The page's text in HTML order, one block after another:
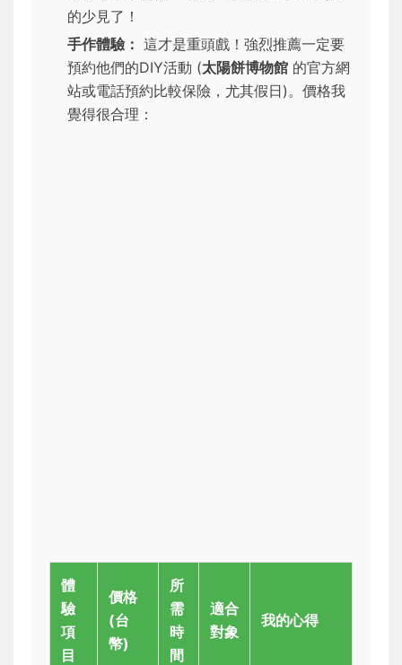
的少見了！
手作體驗： 這才是重頭戲！強烈推薦一定要
預約他們的DIY活動 (太陽餅博物館 的官方網
站或電話預約比較保險，尤其假日)。價格我
覺得很合理：
體
驗
項
目
價格
(台
幣)
所
需
時
間
適合
對象
我的心得